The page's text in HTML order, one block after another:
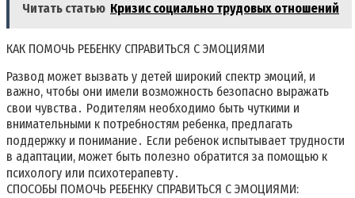
Читать статью Кризис социально трудовых отношений
КАК ПОМОЧЬ РЕБЕНКУ СПРАВИТЬСЯ С ЭМОЦИЯМИ
Развод может вызвать у детей широкий спектр эмоций, и
важно, чтобы они имели возможность безопасно выражать
свои чувства․ Родителям необходимо быть чуткими и
внимательными к потребностям ребенка, предлагать
поддержку и понимание․ Если ребенок испытывает трудности
в адаптации, может быть полезно обратится за помощью к
психологу или психотерапевту․
СПОСОБЫ ПОМОЧЬ РЕБЕНКУ СПРАВИТЬСЯ С ЭМОЦИЯМИ: